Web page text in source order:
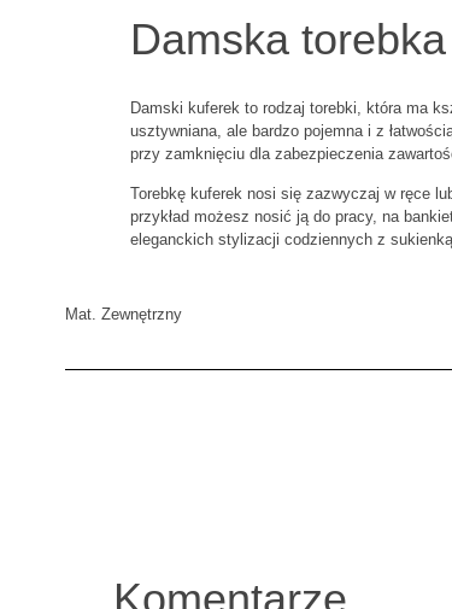
Damska
Damski kuferek to rodzaj torebki, która ma
usztywniana, ale bardzo pojemna i z
przy zamknięciu dla zabezpieczenia
Torebkę kuferek nosi się zazwyczaj w ręce
przykład możesz nosić ją do pracy, na
eleganckich stylizacji codziennych z
Mat. Zewnętrzny
Komentarze